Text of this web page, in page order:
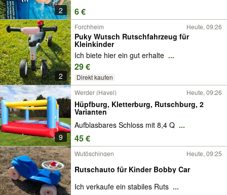
2 6 €
2
Forchheim Heute, 09:26
Puky Wutsch Rutschfahrzeug für
Kleinkinder
Ich biete hier ein gut erhalte ...
29 €
Direkt kaufen
9
Werder (Havel) Heute, 09:26
Hüpfburg, Kletterburg, Rutschburg, 2
Varianten
Aufblasbares Schloss mit 8,4 Q ...
45 €
Wutöschingen Heute, 09:25
Rutschauto für Kinder Bobby Car
Ich verkaufe ein stabiles Ruts ...